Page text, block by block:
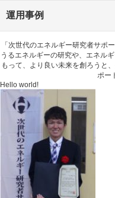
運用事例
「次世代のエネルギー研究者サポ
うるエネルギーの研究や、エネル
もって、より良い未来を創ろうと
ポー
Hello world!